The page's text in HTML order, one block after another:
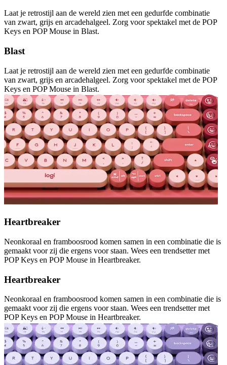
Laat je retrostijl aan de wereld zien met een gedurfde combinatie
van zwart, grijs en arcadehalgeel. Zorg voor spektakel met de POP
Keys en POP Mouse in Blast.
Blast
Laat je retrostijl aan de wereld zien met een gedurfde combinatie
van zwart, grijs en arcadehalgeel. Zorg voor spektakel met de POP
Keys en POP Mouse in Blast.
Heartbreaker
Neonkoraal en framboosrood komen samen in een combinatie die is
gemaakt voor zij die ergens voor staan. Wees een trendsetter met
POP Keys en POP Mouse in Heartbreaker.
Heartbreaker
Neonkoraal en framboosrood komen samen in een combinatie die is
gemaakt voor zij die ergens voor staan. Wees een trendsetter met
POP Keys en POP Mouse in Heartbreaker.